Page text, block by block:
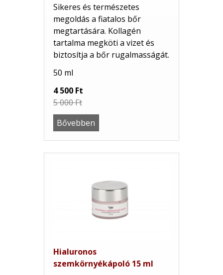
Sikeres és természetes
megoldás a fiatalos bőr
megtartására. Kollagén
tartalma megköti a vizet és
biztosítja a bőr rugalmasságát.
50 ml
4 500 Ft
5 000 Ft
Bővebben
Hialuronos
szemkörnyékápoló 15 ml